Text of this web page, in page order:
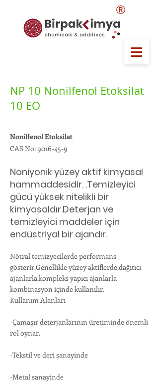
®
NP 10 Nonilfenol Etoksilat
10 EO
Nonilfenol Etoksilat
CAS No:9016-45-9
Noniyonik yüzey aktif kimyasal
hammaddesidir. .Temizleyici
gücü yüksek nitelikli bir
kimyasaldır.Deterjan ve
temizleyici maddeler için
endüstriyal bir ajandır.
Nötral temizyecilerde performans
gösterir.Genellikle yüzey aktiflerde,dağıtıcı
ajanlarla,kompleks yapıcı ajanlarla
kombinasyon içinde kullanılır.
Kullanım Alanları
-Çamaşır deterjanlarının üretiminde önemli
rol oynar.
-Tekstil ve deri sanayinde
-Metal sanayinde